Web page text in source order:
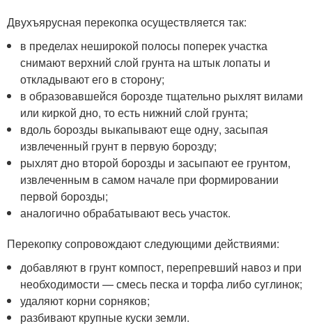
Двухъярусная перекопка осуществляется так:
в пределах неширокой полосы поперек участка
снимают верхний слой грунта на штык лопаты и
откладывают его в сторону;
в образовавшейся борозде тщательно рыхлят вилами
или киркой дно, то есть нижний слой грунта;
вдоль борозды выкапывают еще одну, засыпая
извлеченный грунт в первую борозду;
рыхлят дно второй борозды и засыпают ее грунтом,
извлеченным в самом начале при формировании
первой борозды;
аналогично обрабатывают весь участок.
Перекопку сопровождают следующими действиями:
добавляют в грунт компост, перепревший навоз и при
необходимости — смесь песка и торфа либо суглинок;
удаляют корни сорняков;
разбивают крупные куски земли.